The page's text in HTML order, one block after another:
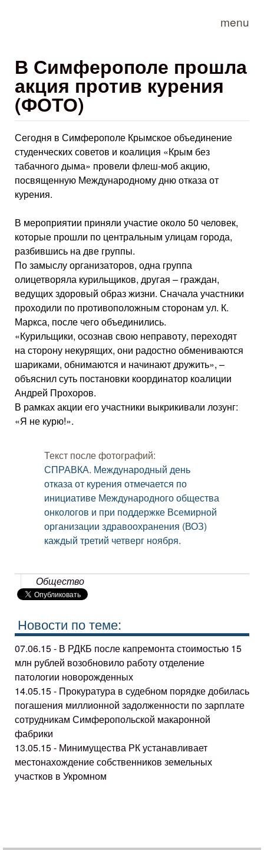
menu
В Симферополе прошла
акция против курения
(ФОТО)
Сегодня в Симферополе Крымское объединение
студенческих советов и коалиция «Крым без
табачного дыма» провели флеш-моб акцию,
посвященную Международному дню отказа от
курения.
В мероприятии приняли участие около 50 человек,
которые прошли по центральным улицам города,
разбившись на две группы.
По замыслу организаторов, одна группа
олицетворяла курильщиков, другая – граждан,
ведущих здоровый образ жизни. Сначала участники
проходили по противоположным сторонам ул. К.
Маркса, после чего объединились.
«Курильщики, осознав свою неправоту, переходят
на сторону некурящих, они радостно обмениваются
шариками, обнимаются и начинают дружить», –
объяснил суть постановки координатор коалиции
Андрей Прохоров.
В рамках акции его участники выкрикивали лозунг:
«Я не курю!».
Текст после фотографий:
СПРАВКА. Международный день
отказа от курения отмечается по
инициативе Международного общества
онкологов и при поддержке Всемирной
организации здравоохранения (ВОЗ)
каждый третий четверг ноября.
Общество
Новости по теме:
07.06.15 - В РДКБ после капремонта стоимостью 15
млн рублей возобновило работу отделение
патологии новорожденных
14.05.15 - Прокуратура в судебном порядке добилась
погашения миллионной задолженности по зарплате
сотрудникам Симферопольской макаронной
фабрики
13.05.15 - Минимущества РК устанавливает
местонахождение собственников земельных
участков в Укромном